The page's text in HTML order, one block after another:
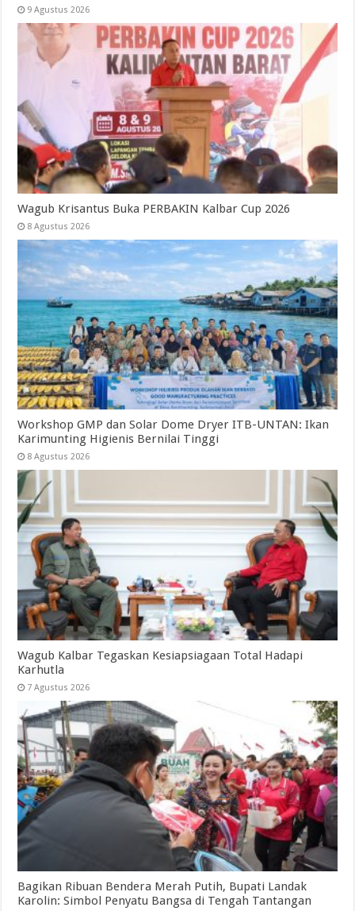
9 Agustus 2026
Wagub Krisantus Buka PERBAKIN Kalbar Cup 2026
8 Agustus 2026
Workshop GMP dan Solar Dome Dryer ITB-UNTAN: Ikan
Karimunting Higienis Bernilai Tinggi
8 Agustus 2026
Wagub Kalbar Tegaskan Kesiapsiagaan Total Hadapi
Karhutla
7 Agustus 2026
Bagikan Ribuan Bendera Merah Putih, Bupati Landak
Karolin: Simbol Penyatu Bangsa di Tengah Tantangan